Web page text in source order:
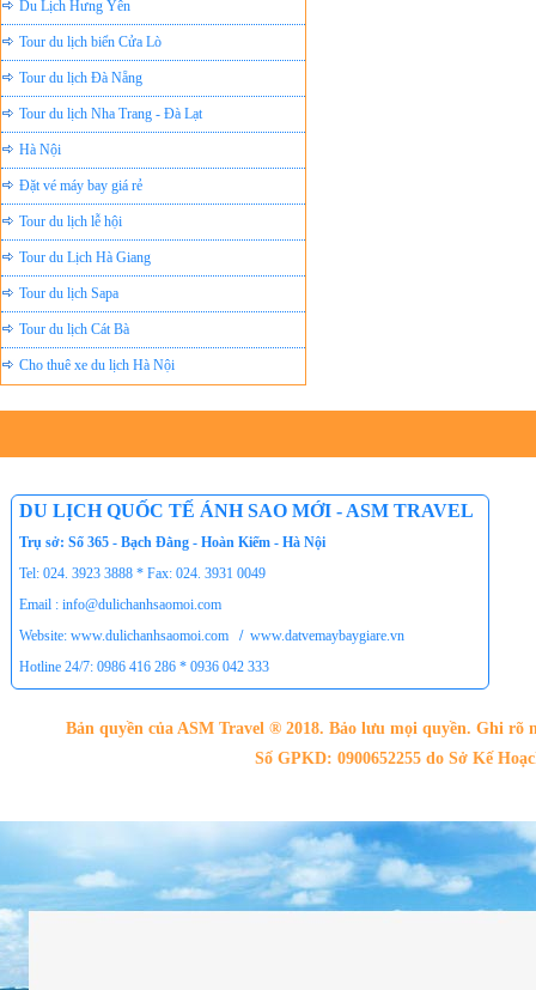
Tour du lịch biển Cửa Lò
Tour du lịch Đà Nẵng
Đặt vé máy bay giá rẻ
Tour du lịch lễ hội
Cho thuê nhà sàn tại Mai Châu
Nhà sàn tại Đảo Dừa Thung Nai
Cho Thuê xe du lịch Hà Nội giá rẻ
Tour du lịch Phú Quốc
Tour du lịch Côn Đảo
Tour du lịch Hạ Long
ASM Travel - Du lịch Ánh Sao Mới
DU LỊCH QUỐC TẾ ÁNH SAO MỚI - ASM TRAVEL
Trụ sở: Số 365 - Bạch Đằng - Hoàn Kiếm - Hà Nội
Tel: 024. 3923 3888 * Fax: 024. 3931 0049
Email : info@dulichanhsaomoi.com
Website: www.dulichanhsaomoi.com
/ www.datvemaybaygiare.vn
Hotline 24/7: 0986 416 286 * 0936 042 333
Bản quyền của ASM Travel ® 2018. Bảo lưu mọi quyền. Ghi
Số GPKD: 0900652255 do Sở Kế